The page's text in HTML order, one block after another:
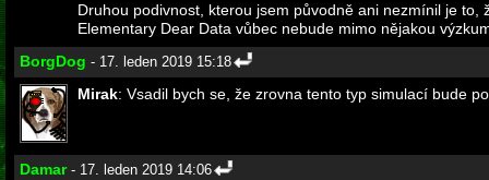
Druhou podivnost, kterou jsem původně ani nezmínil je
Elementary Dear Data vůbec nebude mimo nějakou
BorgDog - 17. leden 2019 15:18
Mirak: Vsadil bych se, že zrovna tento typ simulací bude
Damar- 17. leden 2019 14:06